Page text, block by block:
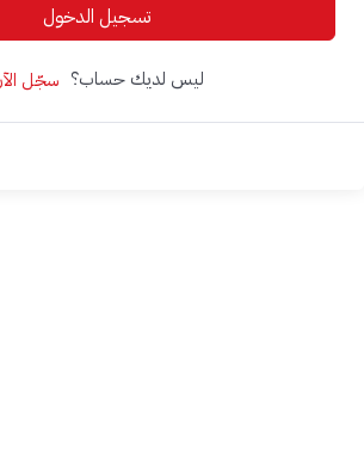
تسجيل الدخول
ليس لديك حساب؟ سجّل